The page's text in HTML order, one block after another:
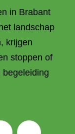
in Brabant
landschap
krijgen
stoppen of